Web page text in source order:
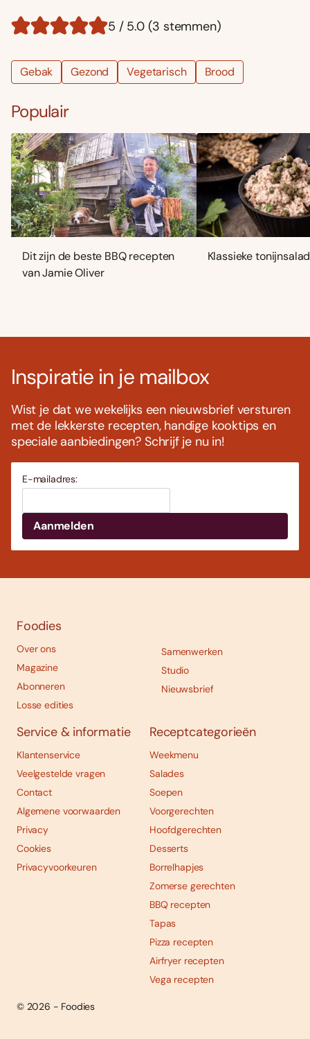
5 / 5.0 (3 stemmen)
Gebak Gezond Vegetarisch Brood
Populair
Dit zijn de beste BBQ recepten
van Jamie Oliver
Klassieke
Inspiratie in je mailbox
Wist je dat we wekelijks een nieuwsbrief versturen
met de lekkerste recepten, handige kooktips en
speciale aanbiedingen? Schrijf je nu in!
E-mailadres:
Foodies
Over ons
Magazine
Abonneren
Losse edities
Samenwerken
Studio
Nieuwsbrief
Service & informatie
Klantenservice
Veelgestelde vragen
Contact
Algemene voorwaarden
Privacy
Cookies
Privacyvoorkeuren
Receptcategorieën
Weekmenu
Salades
Soepen
Voorgerechten
Hoofdgerechten
Desserts
Borrelhapjes
Zomerse gerechten
BBQ recepten
Tapas
Pizza recepten
Airfryer recepten
Vega recepten
© 2026 - Foodies